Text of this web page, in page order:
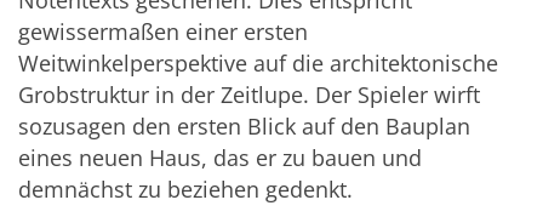
gewissermaßen einer ersten
Weitwinkelperspektive auf die architektonische
Grobstruktur in der Zeitlupe. Der Spieler wirft
sozusagen den ersten Blick auf den Bauplan
eines neuen Haus, das er zu bauen und
demnächst zu beziehen gedenkt.